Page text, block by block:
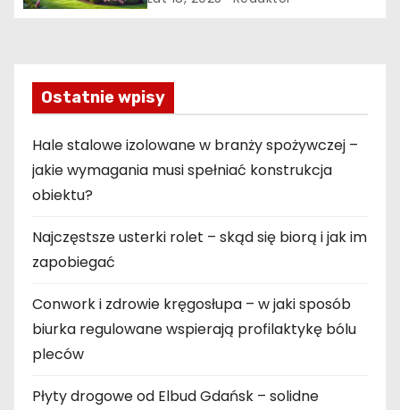
p
sOstatnie wpisy
Hale stalowe izolowane w branży spożywczej –
jakie wymagania musi spełniać konstrukcja
obiektu?
Najczęstsze usterki rolet – skąd się biorą i jak im
zapobiegać
Conwork i zdrowie kręgosłupa – w jaki sposób
biurka regulowane wspierają profilaktykę bólu
pleców
Płyty drogowe od Elbud Gdańsk – solidne